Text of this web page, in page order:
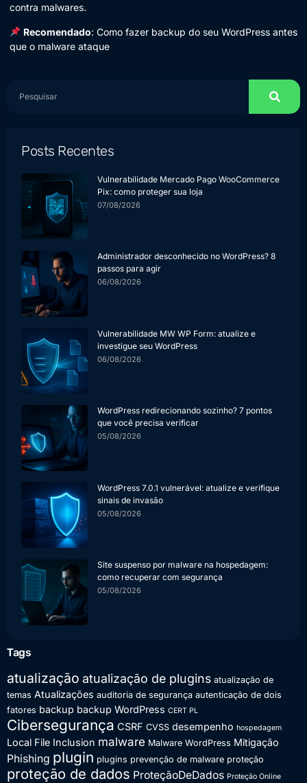
contra malwares.
Recomendado: Como fazer backup do seu WordPress antes
que o malware ataque
Posts Recentes
Vulnerabilidade Mercado Pago WooCommerce
Pix: como proteger sua loja
07/08/2026
Administrador desconhecido no WordPress? 8
passos para agir
06/08/2026
Vulnerabilidade MW WP Form: atualize e
investigue seu WordPress
06/08/2026
WordPress redirecionando sozinho? 7 pontos
que você precisa verificar
05/08/2026
WordPress 7.0.1 vulnerável: atualize e verifique
sinais de invasão
05/08/2026
Site suspenso por malware na hospedagem:
como recuperar com segurança
05/08/2026
Tags
atualização atualização de plugins atualização de
temas Atualizações auditoria de segurança autenticação de dois
fatores backup backup WordPress CERT PL
Cibersegurança CSRF CVSS desempenho hospedagem
Local File Inclusion malware Malware WordPress Mitigação
Phishing plugin plugins prevenção de malware proteção
proteção de dados ProteçãoDeDados Proteção Online